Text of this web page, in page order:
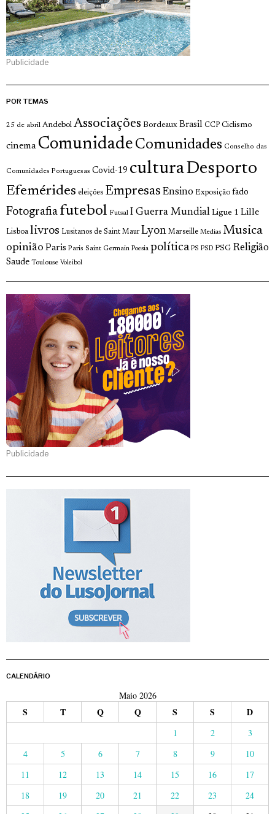
Publicidade
POR TEMAS
25 de abril Andebol Associações Bordeaux Brasil CCP Ciclismo
cinema Comunidade Comunidades Conselho das
Comunidades Portuguesas Covid-19 culturaDesporto
Efemérides eleições Empresas Ensino Exposição fado
Fotografia futebol Futsal I Guerra Mundial Ligue 1 Lille
Lisboa livros Lusitanos de Saint Maur Lyon Marseille Medias Musica
opinião Paris Paris Saint Germain Poesia política PS PSD PSG Religião
Saude Toulouse Voleibol
Publicidade
CALENDÁRIO
Maio 2026
S T Q Q S S D
1 2
3
4
5 6 7 8 9
10
11
12 13 14 15 16
17
18
19 20 21 22 23
24